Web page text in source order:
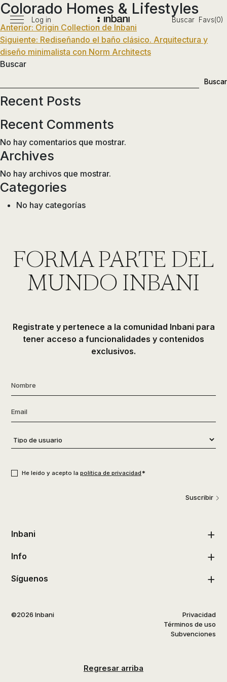
Pasar
contenido
Vanguardia
en
diseño
siguiendo
nuevos
materiales
en
accesorios…
Menú
principal
Log in Buscar Favs(0)
Colorado Homes & Lifestyles
Navegación
de
entradas
Anterior: Origin Collection de Inbani
Siguiente: Rediseñando el baño clásico. Arquitectura y
diseño minimalista con Norm Architects
Buscar
Buscar
Recent Posts
Recent Comments
No hay comentarios que mostrar.
Archives
No hay archivos que mostrar.
Categories
No hay categorías
FORMA PARTE DEL
MUNDO INBANI
Registrate y pertenece a la comunidad Inbani para
tener acceso a funcionalidades y contenidos
exclusivos.
Nombre
Email
Tipo
de
He leído y acepto la política de privacidad*
Suscribir
Inbani
Info
Síguenos
©2026 Inbani
Privacidad
Términos de uso
Subvenciones
Regresar arriba